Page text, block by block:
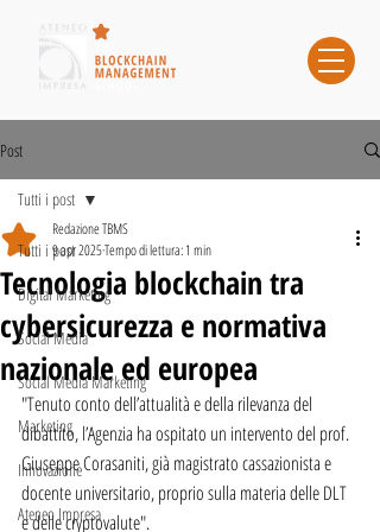
Post
Tutti i post
Digital Marketing
Social Media
Social Media Marketing
Marketing
Innovazione
Ateneo Impresa
Tutti i post
Tecnologia blockchain tra
cybersicurezza e normativa
nazionale ed europea
Redazione TBMS
9 apr 2025Tempo di lettura: 1 min
"Tenuto conto dell’attualità e della rilevanza del
dibattito, l’Agenzia ha ospitato un intervento del prof.
Giuseppe Corasaniti, già magistrato cassazionista e
docente universitario, proprio sulla materia delle DLT
e delle cryptovalute".